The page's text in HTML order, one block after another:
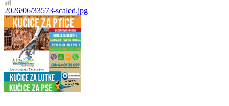
Кретање
чланка
2026/06/33573-scaled.jpg